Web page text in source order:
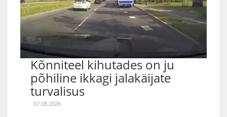
Kõnniteel kihutades on ju
põhiline ikkagi jalakäijate
turvalisus
07.08.2026